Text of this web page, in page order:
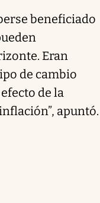
beneficiado
Eran
de cambio
de la
apuntó.